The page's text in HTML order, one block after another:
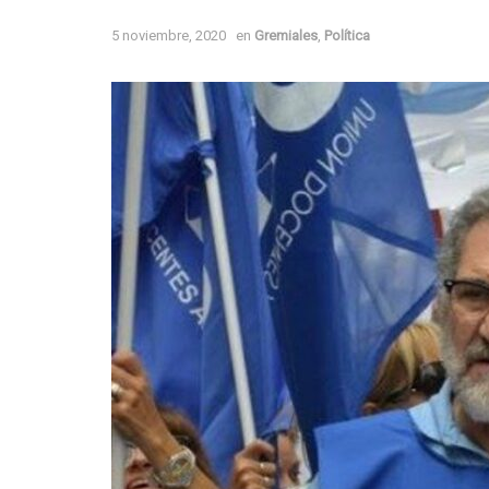
5 noviembre, 2020 en Gremiales Política